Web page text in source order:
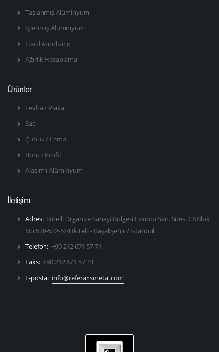
Taşlanmış Alüminyum
İşlenmiş Alüminyum
Hard Anodizing
Ağırlık Hesaplama
Ürünler
Levha / Plaka
Sac
Çubuk / Lama
Boru / Profil
Alaşımlı Alüminyum
İletişim
Adres: İkitelli Organize Sanayi Bölgesi Eskoop San. Sitesi C8 Blok
No:520-522-524 İkitelli - Başakşehir / İstanbul
Telefon: +90 212 671 57 71
Faks: +90 212 671 57 73
E-posta: info@referansmetal.com